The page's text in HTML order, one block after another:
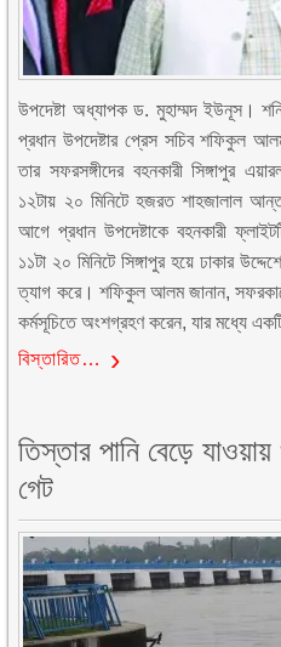
উপদেষ্টা অধ্যাপক ড. মুহাম্মদ ইউনূস।
প্রধান উপদেষ্টার প্রেস সচিব শফিকুল
তার সফরসঙ্গীদের বহনকারী সিঙ্গাপুর
১২টায় ২০ মিনিটে হজরত শাহজালাল
আগে প্রধান উপদেষ্টাকে বহনকারী
১১টা ২০ মিনিটে সিঙ্গাপুর হয়ে ঢাকার
ত্যাগ করে। শফিকুল আলম জানান,
কর্মসূচিতে অংশগ্রহণ করেন, যার মধ্যে
বিস্তারিত…
তিস্তার পানি বেড়ে
গেট